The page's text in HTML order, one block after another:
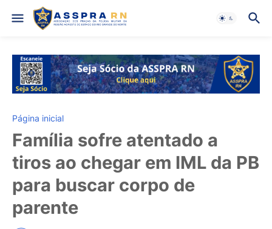
Página inicial
Família sofre atentado a
tiros ao chegar em IML da PB
para buscar corpo de
parente